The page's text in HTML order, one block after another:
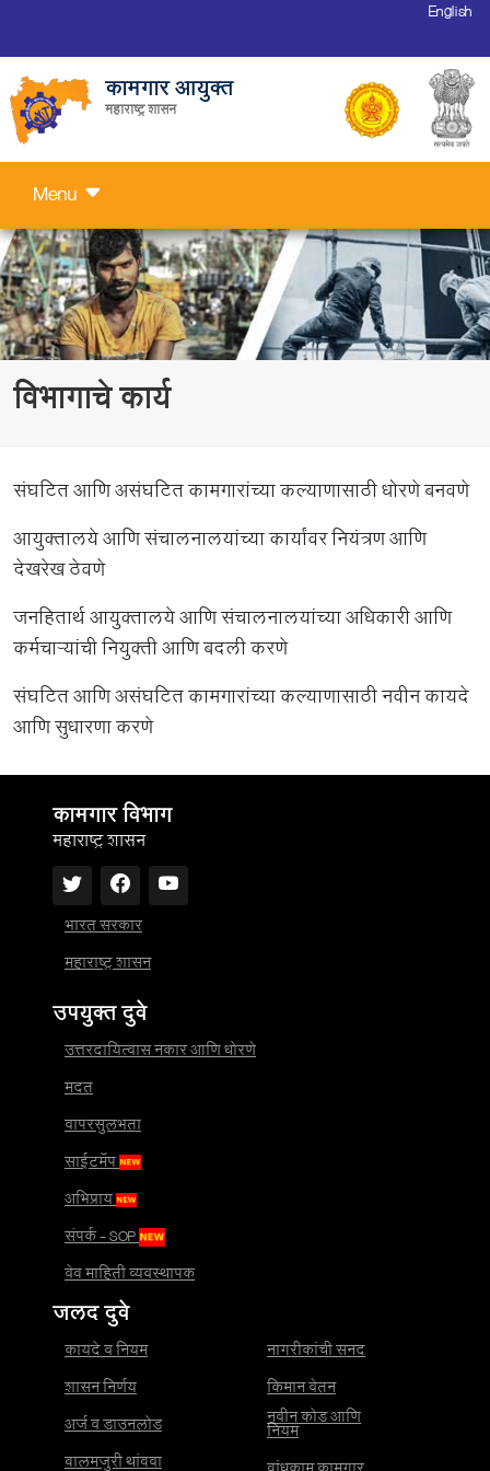
English
कामगार आयुक्त
महाराष्ट्र शासन
Menu
विभागाचे कार्य
संघटित आणि असंघटित कामगारांच्या कल्याणासाठी धोरणे बनवणे
आयुक्तालये आणि संचालनालयांच्या कार्यांवर नियंत्रण आणि
देखरेख ठेवणे
जनहितार्थ आयुक्तालये आणि संचालनालयांच्या अधिकारी आणि
कर्मचाऱ्यांची नियुक्ती आणि बदली करणे
संघटित आणि असंघटित कामगारांच्या कल्याणासाठी नवीन कायदे
आणि सुधारणा करणे
कामगार विभाग
महाराष्ट्र शासन
भारत सरकार
महाराष्ट्र शासन
उपयुक्त दुवे
उत्तरदायित्वास नकार आणि धोरणे
मदत
वापरसुलभता
साईटमॅप
अभिप्राय
संपर्क - SOP
वेब माहिती व्यवस्थापक
जलद दुवे
कायदे व नियम
शासन निर्णय
अर्ज व डाउनलोड
बालमजुरी थांबवा
नागरीकांची सनद
किमान वेतन
नवीन कोड आणि
नियम